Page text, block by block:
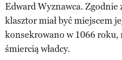
Edward Wyznawca. Zgodnie
klasztor miał być miejscem
konsekrowano w 1066 roku,
śmiercią władcy.